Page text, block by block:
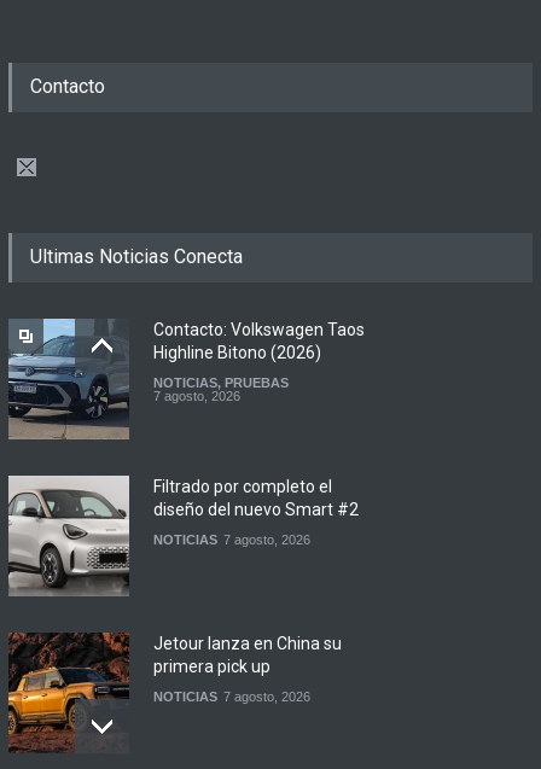
Contacto
Ultimas Noticias Conecta
Contacto: Volkswagen Taos
Highline Bitono (2026)
NOTICIAS, PRUEBAS
7 agosto, 2026
Filtrado por completo el
diseño del nuevo Smart #2
NOTICIAS 7 agosto, 2026
Jetour lanza en China su
primera pick up
NOTICIAS 7 agosto, 2026